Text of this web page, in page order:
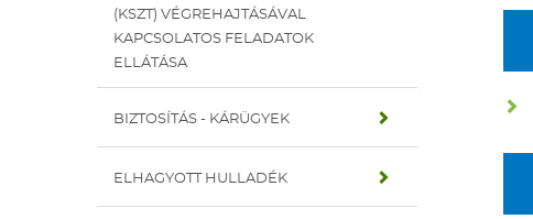
(KSZT) VÉGREHAJTÁSÁVAL
KAPCSOLATOS FELADATOK
ELLÁTÁSA
BIZTOSÍTÁS - KÁRÜGYEK
ELHAGYOTT HULLADÉK